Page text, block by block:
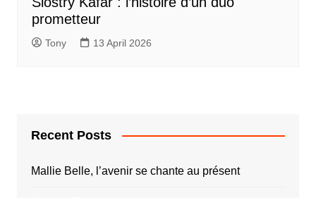
prometteur
Tony 13 April 2026
Recent Posts
Mallie Belle, l’avenir se chante au présent